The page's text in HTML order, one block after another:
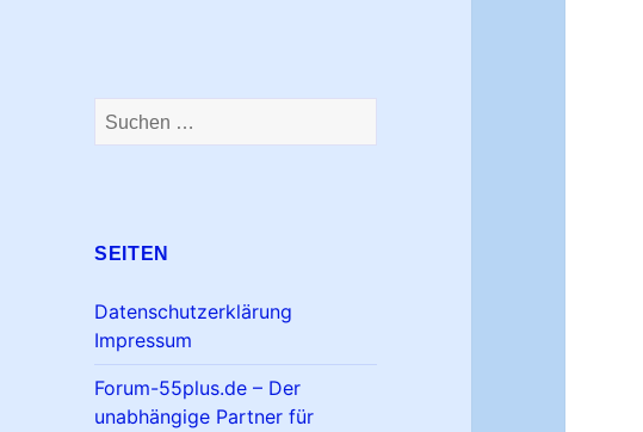
Suchen
nach:
SEITEN
Datenschutzerklärung
Impressum
Forum-55plus.de – Der
unabhängige Partner für